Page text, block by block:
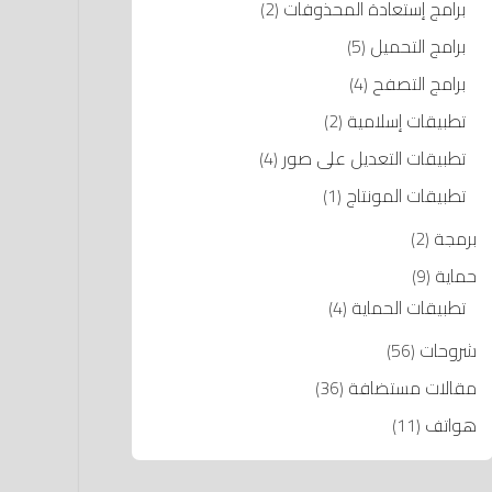
برامج إستعادة المحذوفات (2)
برامج التحميل (5)
برامج التصفح (4)
تطبيقات إسلامية (2)
تطبيقات التعديل على صور (4)
تطبيقات المونتاج (1)
برمجة (2)
حماية (9)
تطبيقات الحماية (4)
شروحات (56)
مقالات مستضافة (36)
هواتف (11)